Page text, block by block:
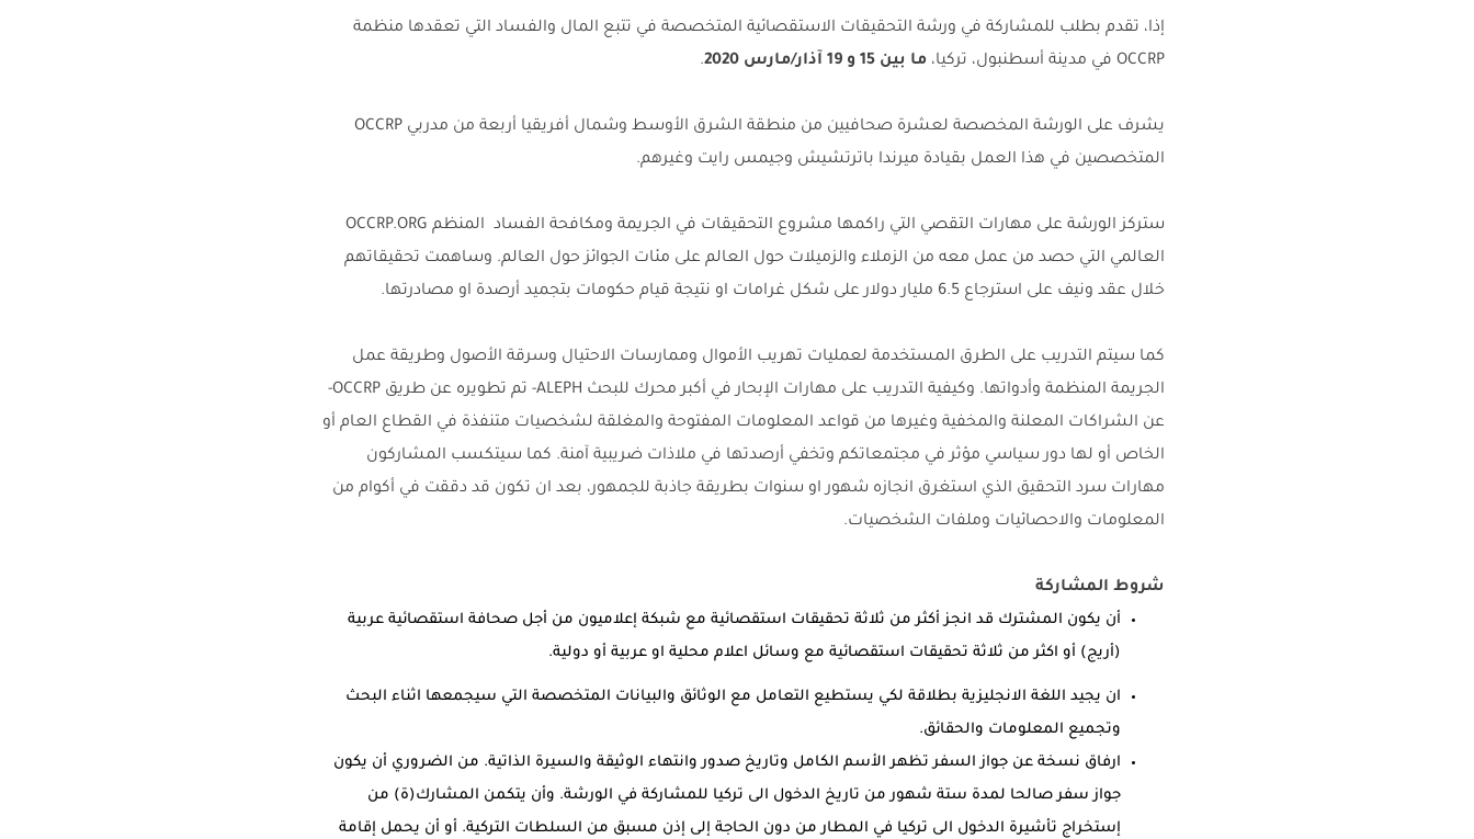
إذا، تقدم بطلب للمشاركة في ورشة التحقيقات الاستقصائية المتخصصة في تتبع المال والفساد التي تعقدها منظمة
OCCRP في مدينة أسطنبول، تركيا،
ما بين 15 و 19 آذار/مارس 2020
.
يشرف على الورشة المخصصة لعشرة صحافيين من منطقة الشرق الأوسط وشمال أفريقيا أربعة من مدربي OCCRP
المتخصصين في هذا العمل بقيادة ميرندا باترتشيش وجيمس رايت وغيرهم.
ستركز الورشة على مهارات التقصي التي راكمها مشروع التحقيقات في الجريمة ومكافحة الفساد المنظم OCCRP.ORG
العالمي التي حصد من عمل معه من الزملاء والزميلات حول العالم على مئات الجوائز حول العالم. وساهمت تحقيقاتهم
خلال عقد ونيف على استرجاع 6.5 مليار دولار على شكل غرامات او نتيجة قيام حكومات بتجميد أرصدة او مصادرتها.
كما سيتم التدريب على الطرق المستخدمة لعمليات تهريب الأموال وممارسات الاحتيال وسرقة الأصول وطريقة عمل
الجريمة المنظمة وأدواتها. وكيفية التدريب على مهارات الإبحار في أكبر محرك للبحث ALEPH- تم تطويره عن طريق OCCRP-
عن الشراكات المعلنة والمخفية وغيرها من قواعد المعلومات المفتوحة والمغلقة لشخصيات متنفذة في القطاع العام أو
الخاص أو لها دور سياسي مؤثر في مجتمعاتكم وتخفي أرصدتها في ملاذات ضريبية آمنة. كما سيتكسب المشاركون
مهارات سرد التحقيق الذي استغرق انجازه شهور او سنوات بطريقة جاذبة للجمهور، بعد ان تكون قد دققت في أكوام من
المعلومات والاحصائيات وملفات الشخصيات.
شروط المشاركة
أن يكون المشترك قد انجز أكثر من ثلاثة تحقيقات استقصائية مع شبكة إعلاميون من أجل صحافة استقصائية عربية
(أريج) أو اكثر من ثلاثة تحقيقات استقصائية مع وسائل اعلام محلية او عربية أو دولية.
ان يجيد اللغة الانجليزية بطلاقة لكي يستطيع التعامل مع الوثائق والبيانات المتخصصة التي سيجمعها اثناء البحث
وتجميع المعلومات والحقائق.
ارفاق نسخة عن جواز السفر تظهر الأسم الكامل وتاريخ صدور وانتهاء الوثيقة والسيرة الذاتية. من الضروري أن يكون
جواز سفر صالحا لمدة ستة شهور من تاريخ الدخول الى تركيا للمشاركة في الورشة. وأن يتكمن المشارك(ة) من
إستخراج تأشيرة الدخول الى تركيا في المطار من دون الحاجة إلى إذن مسبق من السلطات التركية. أو أن يحمل إقامة